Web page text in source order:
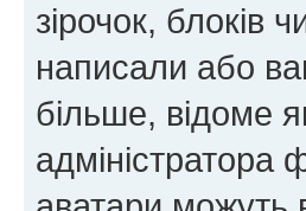
зірочок, блоків
написали або
більше, відоме
адміністратора